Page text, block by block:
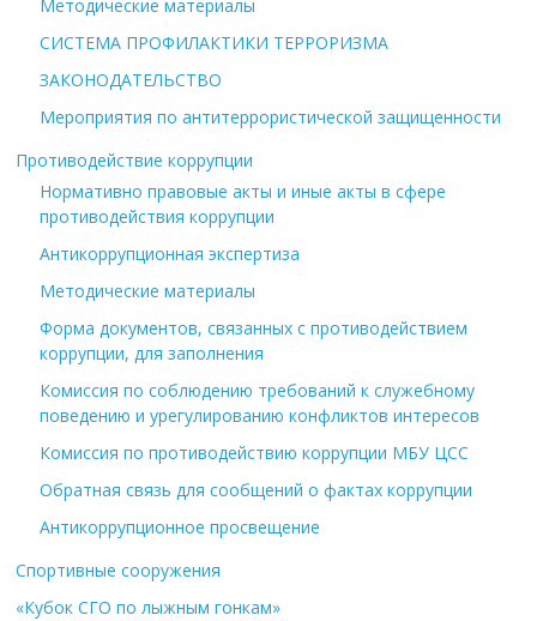
Методические материалы
СИСТЕМА ПРОФИЛАКТИКИ ТЕРРОРИЗМА
ЗАКОНОДАТЕЛЬСТВО
Мероприятия по антитеррористической защищенности
Противодействие коррупции
Нормативно правовые акты и иные акты в сфере
противодействия коррупции
Антикоррупционная экспертиза
Методические материалы
Форма документов, связанных с противодействием
коррупции, для заполнения
Комиссия по соблюдению требований к служебному
поведению и урегулированию конфликтов интересов
Комиссия по противодействию коррупции МБУ ЦСС
Обратная связь для сообщений о фактах коррупции
Антикоррупционное просвещение
Спортивные сооружения
«Кубок СГО по лыжным гонкам»